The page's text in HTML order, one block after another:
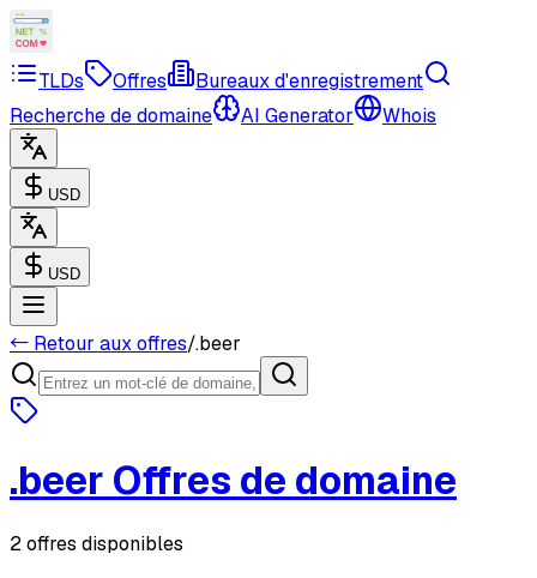
TLDs Offres
Bureaux d'enregistrement
Recherche de domaine
AI Generator Whois
USD
USD
← Retour aux offres/.beer
.beer Offres de domaine
2 offres disponibles